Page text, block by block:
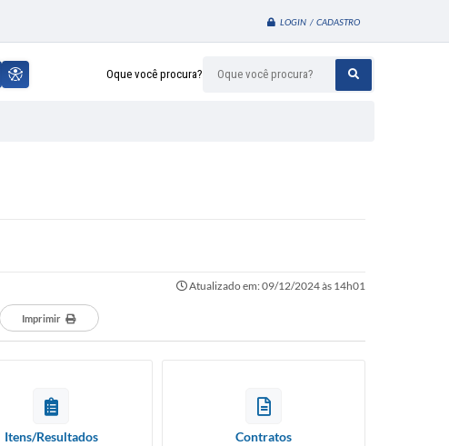
LOGIN / CADASTRO
Oque você procura?
Atualizado em: 09/12/2024 às 14h01
Imprimir
Itens/Resultados Contratos